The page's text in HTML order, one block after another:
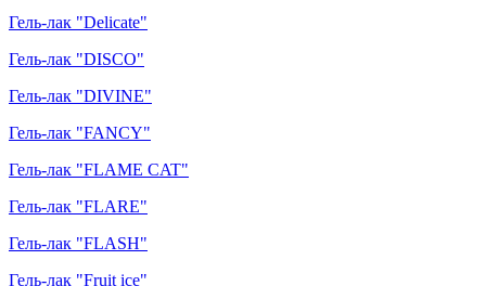
Гель-лак "Delicate"
Гель-лак "DISCO"
Гель-лак "DIVINE"
Гель-лак "FANCY"
Гель-лак "FLAME CAT"
Гель-лак "FLARE"
Гель-лак "FLASH"
Гель-лак "Fruit ice"